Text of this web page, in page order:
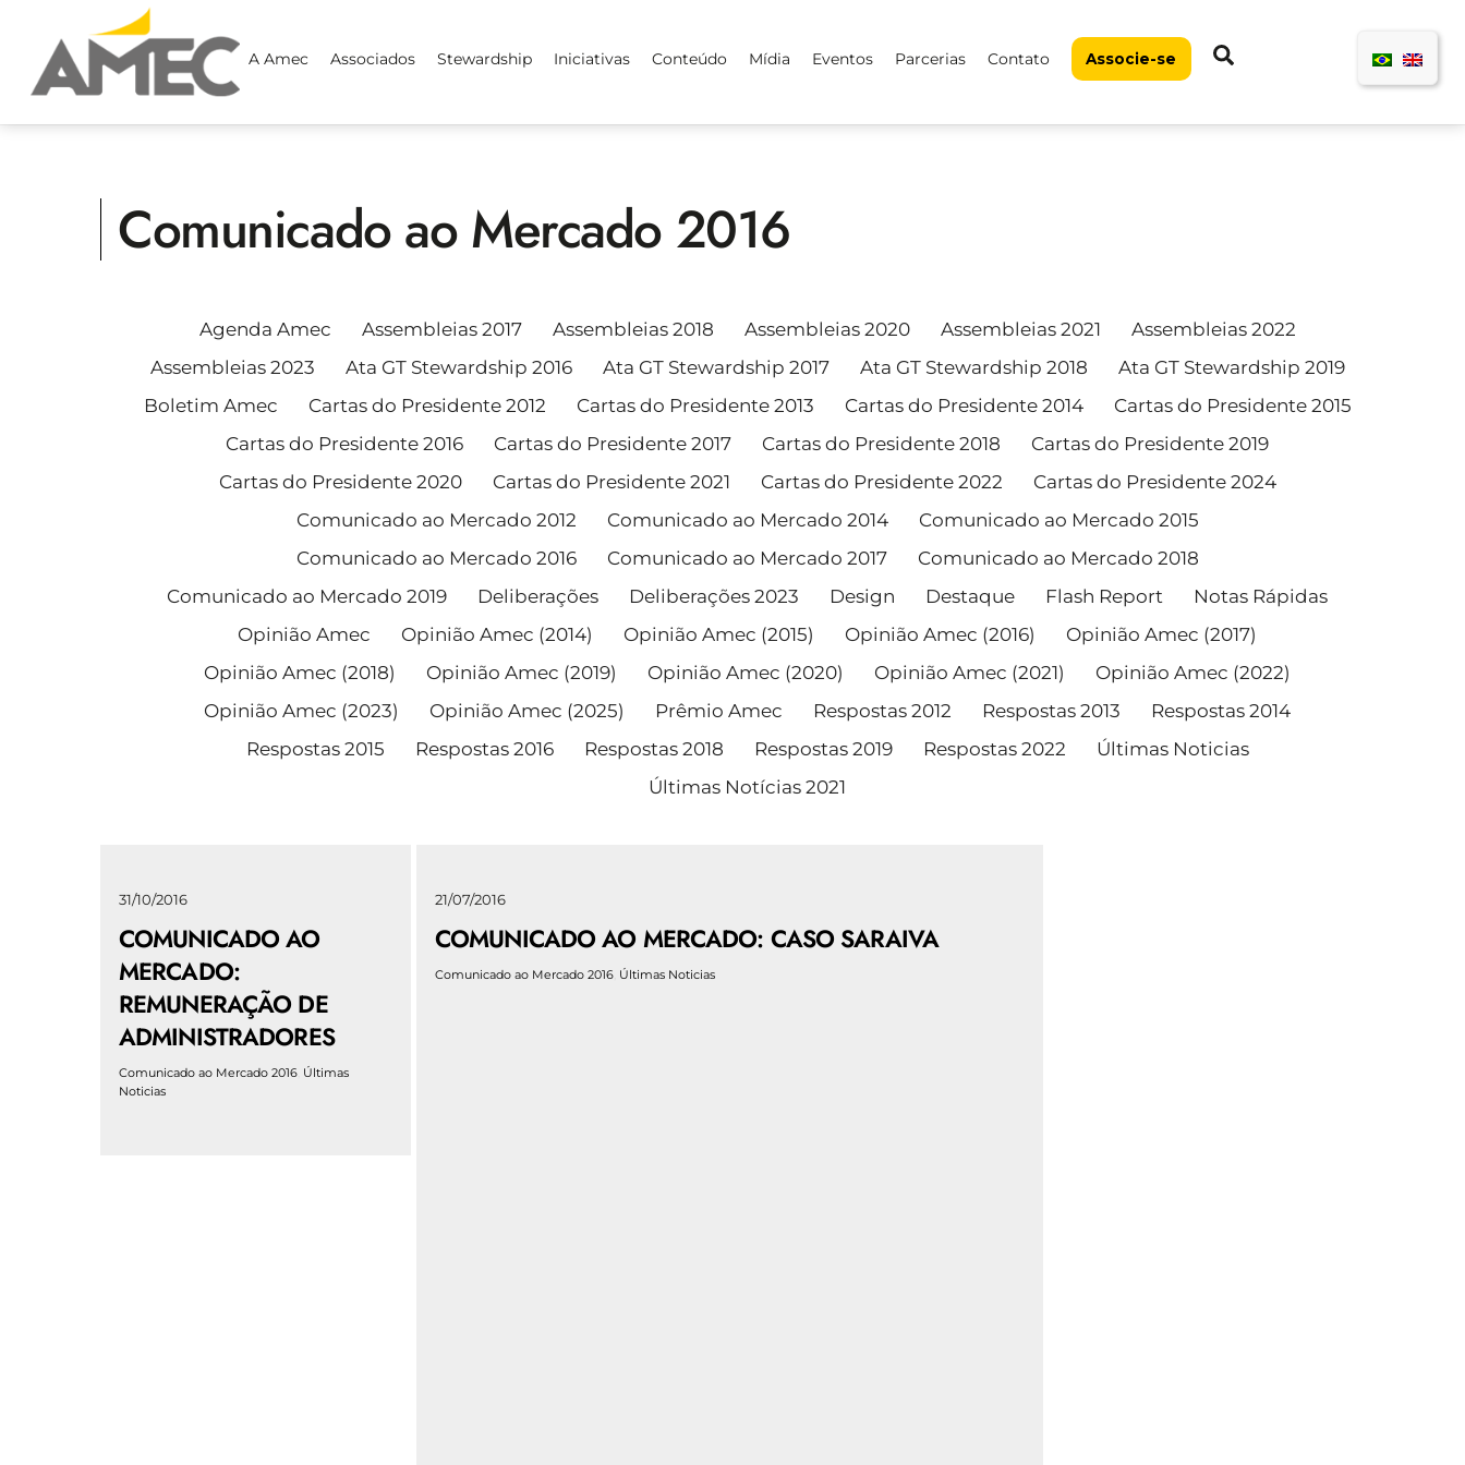
content
A Amec Associados Stewardship Iniciativas Conteúdo Mídia Eventos Parcerias Contato Associe-se
Comunicado ao Mercado 2016
Agenda Amec Assembleias 2017 Assembleias 2018 Assembleias 2020 Assembleias 2021
Assembleias 2022
Assembleias 2023
Ata GT Stewardship 2016 Ata GT Stewardship 2017 Ata GT Stewardship 2018
Ata GT Stewardship 2019
Boletim Amec
Cartas do Presidente 2012 Cartas do Presidente 2013 Cartas do Presidente 2014
Cartas do Presidente 2015
Cartas do Presidente 2016
Cartas do Presidente 2017 Cartas do Presidente 2018
Cartas do Presidente 2019
Cartas do Presidente 2020
Cartas do Presidente 2021 Cartas do Presidente 2022
Cartas do Presidente 2024
Comunicado ao Mercado 2012
Comunicado ao Mercado 2014
Comunicado ao Mercado 2015
Comunicado ao Mercado 2016
Comunicado ao Mercado 2017
Comunicado ao Mercado 2018
Comunicado ao Mercado 2019
Deliberações Deliberações 2023 Design Destaque Flash Report
Notas Rápidas
Opinião Amec
Opinião Amec (2014) Opinião Amec (2015) Opinião Amec (2016)
Opinião Amec (2017)
Opinião Amec (2018)
Opinião Amec (2019) Opinião Amec (2020) Opinião Amec (2021)
Opinião Amec (2022)
Opinião Amec (2023)
Opinião Amec (2025) Prêmio Amec Respostas 2012 Respostas 2013
Respostas 2014
Respostas 2015
Respostas 2016 Respostas 2018 Respostas 2019 Respostas 2022
Últimas Noticias
Últimas Notícias 2021
31/10/2016
COMUNICADO AO
MERCADO:
REMUNERAÇÃO DE
ADMINISTRADORES
Comunicado ao Mercado 2016 Últimas
Noticias
21/07/2016
COMUNICADO AO MERCADO: CASO SARAIVA
Comunicado ao Mercado 2016 Últimas Noticias